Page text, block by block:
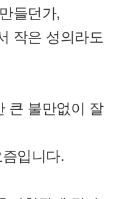
들던가,
작은 성의라도
큰 불만없이 잘
입니다.